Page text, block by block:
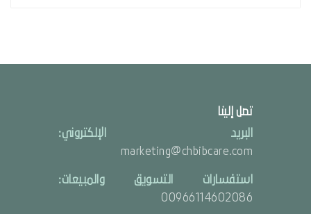
تصل إلينا
البريد الإلكتروني:
marketing@chbibcare.com
استفسارات التسويق والمبيعات:
00966114602086